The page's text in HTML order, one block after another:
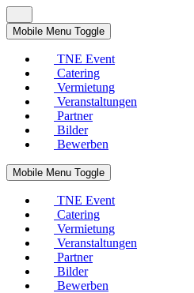
Mobile Menu Toggle
TNE Event
Catering
Vermietung
Veranstaltungen
Partner
Bilder
Bewerben
Mobile Menu Toggle
TNE Event
Catering
Vermietung
Veranstaltungen
Partner
Bilder
Bewerben